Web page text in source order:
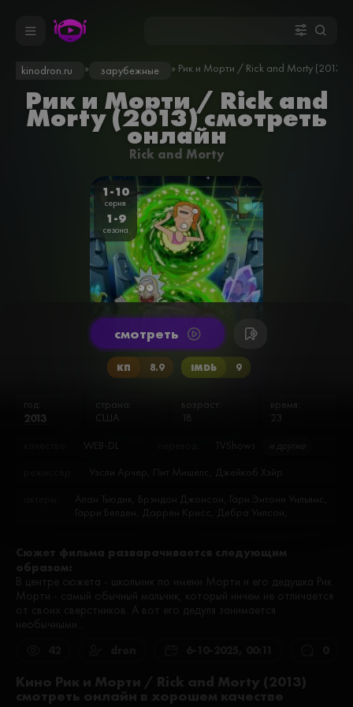
kinodron.ru » зарубежные » Рик и Морти / Rick and Morty (2013)
Рик и Морти / Rick and
Morty (2013) смотреть
онлайн
Rick and Morty
Сюжет фильма разварачивается следующим
образом:
В центре сюжета - школьник по имени Морти и его дедушка Рик.
Морти - самый обычный мальчик, который ничем не отличается
от своих сверстников. А вот его дедуля занимается
необычными...
1-10
серия
1-9
сезона
cмотреть
КП 8.9 IMDb 9
год:
2013
страна:
США
возраст:
18
время:
23
WEB-DL
Уэсли Арчер, Пит Мишелс, Джейкоб Хэйр
TVShows
Алан Тьюдик, Брэндон Джонсон, Гари Энтони Уильямс,
Гарри Белден, Даррен Крисс, Дебра Уилсон,
Митчелл Кардони, Кари Уолгрен, Кигэн-Майкл Ки, Кит
Хендрикс, Кристофер Мелони, Кэсси Стил, Ли
Хартинг, Лорен Том, Лорен Хиллман, Мелик Бергер,
Морис ЛаМарш, Николас Рутерфорд, Нолан Норт,
Дженнингс, Уильям Холмс, Фил ЛаМарр, Фил
Хендри, Эйслинн Пол, Эко Келлум, Эрик Бауза, Эшлин
Пол
Кино Рик и Морти / Rick and Morty (2013)
смотреть онлайн в хорошем качестве